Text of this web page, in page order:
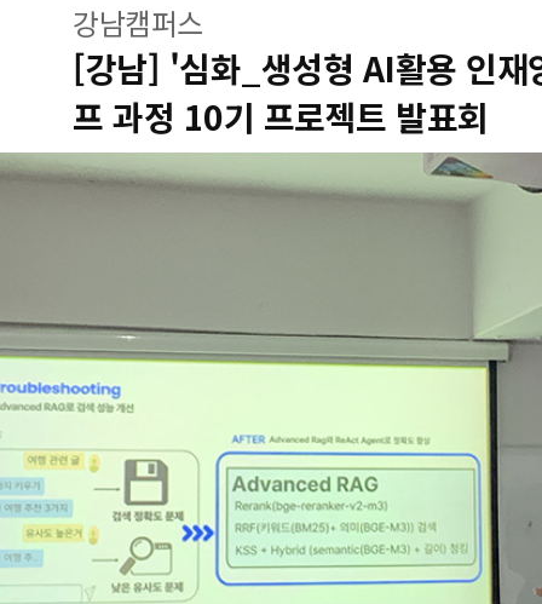
강남캠퍼스
[강남] '심화_생성형 AI활용 인재
프 과정 10기 프로젝트 발표회